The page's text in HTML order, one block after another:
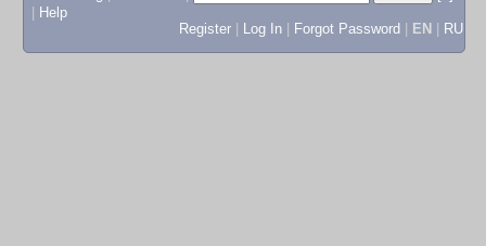
Help
Register
Log In Forgot Password EN RU